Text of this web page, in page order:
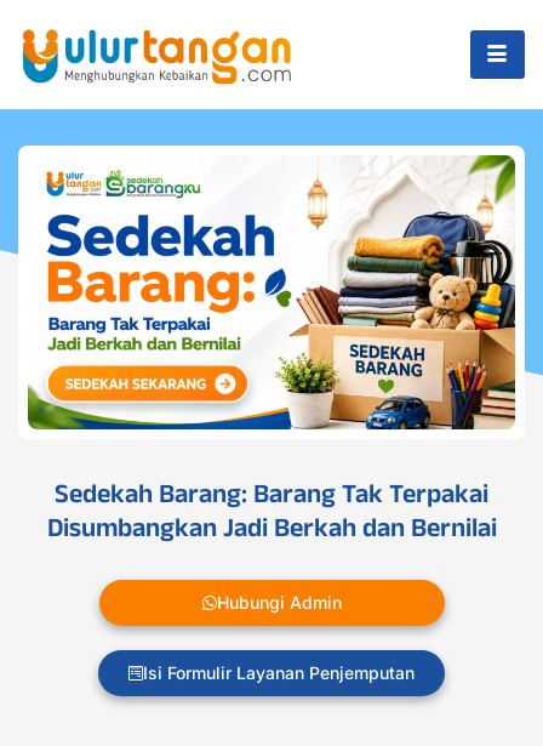
Sedekah Barang: Barang Tak Terpakai
Disumbangkan Jadi Berkah dan Bernilai
Hubungi Admin
Isi Formulir Layanan Penjemputan